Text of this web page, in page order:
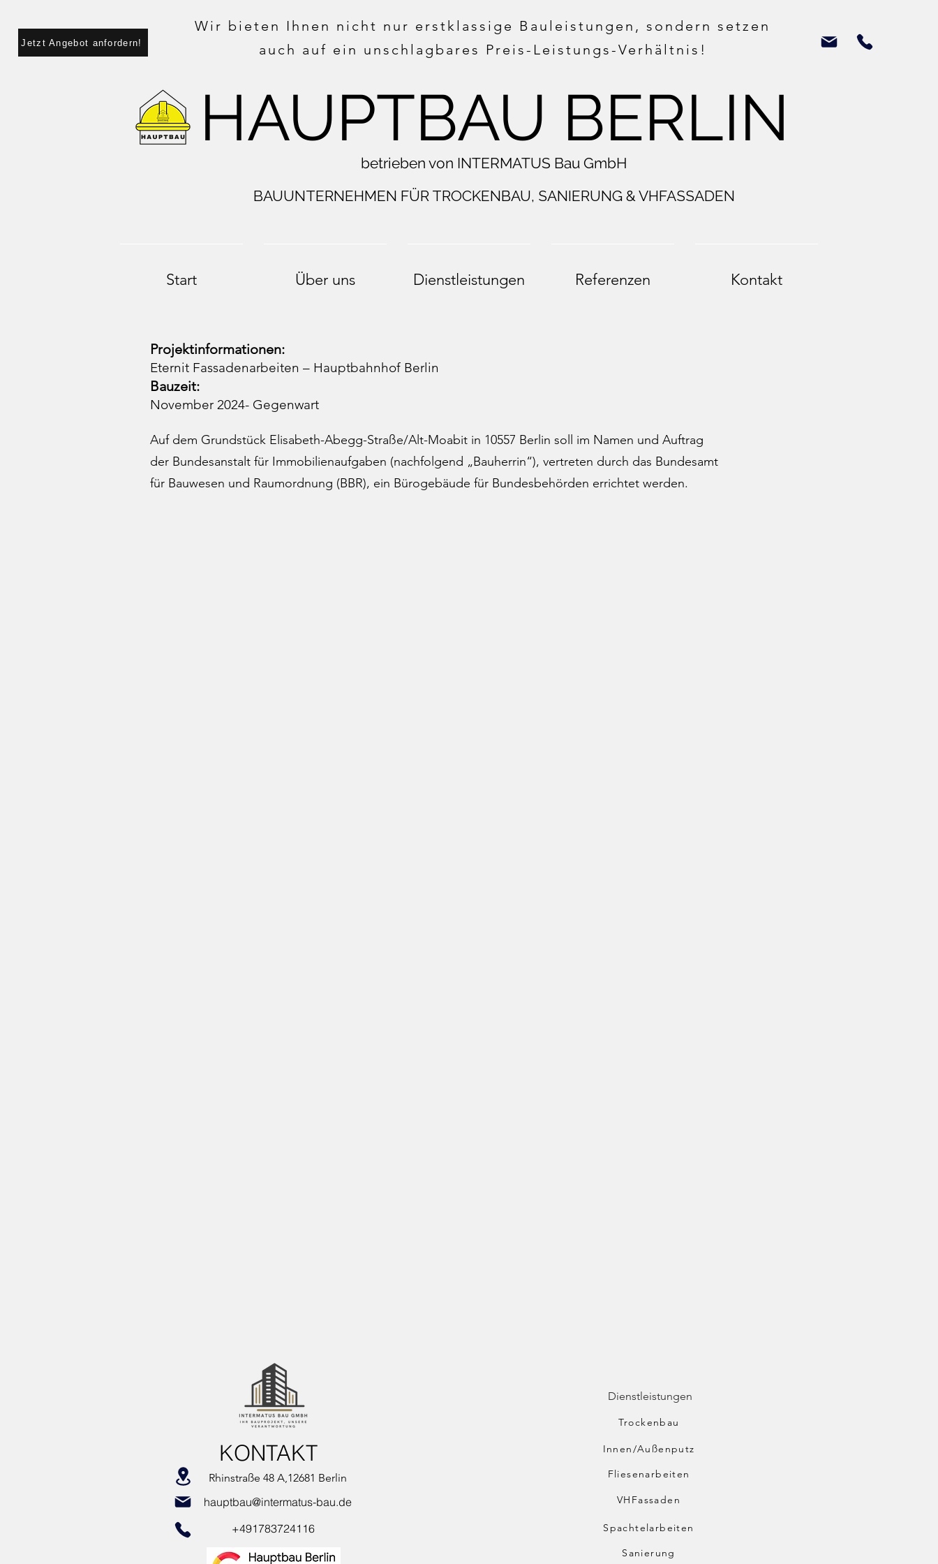
HAUPTBAU BERLIN
betrieben von INTERMATUS Bau GmbH
BAUUNTERNEHMEN FÜR TROCKENBAU, SANIERUNG & VHFASSADEN
Start Über uns Dienstleistungen Referenzen Kontakt
Jetzt Angebot anfordern!
Wir bieten Ihnen nicht nur erstklassige Bauleistungen, sondern setzen
auch auf ein unschlagbares Preis-Leistungs-Verhältnis!
Projektinformationen:
Eternit Fassadenarbeiten – Hauptbahnhof Berlin
Bauzeit:
November 2024- Gegenwart
Auf dem Grundstück Elisabeth-Abegg-Straße/Alt-Moabit in 10557 Berlin soll im Namen und Auftrag
der Bundesanstalt für Immobilienaufgaben (nachfolgend „Bauherrin“), vertreten durch das Bundesamt
für Bauwesen und Raumordnung (BBR), ein Bürogebäude für Bundesbehörden errichtet werden.
KONTAKT
Rhinstraße 48 A,12681 Berlin
hauptbau@intermatus-bau.de
+491783724116
Dienstleistungen
Trockenbau
Innen/Außenputz
Fliesenarbeiten
VHFassaden
Spachtelarbeiten
Sanierung